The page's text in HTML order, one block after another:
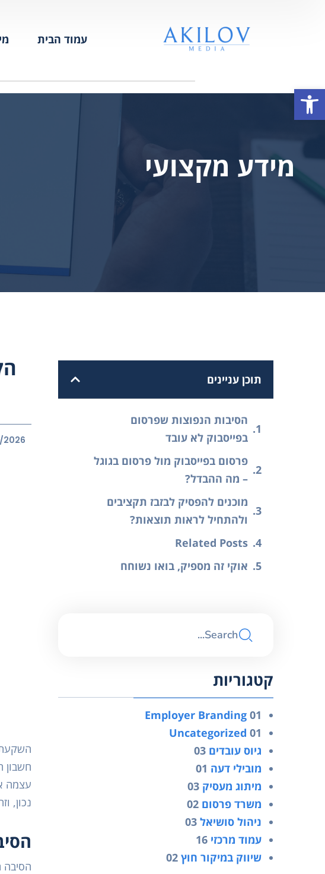
פתח סרגל נגישות
עמוד הבית
מידע מקצועי
תוכן עניינים
הסיבות הנפוצות שפרסום
בפייסבוק לא עובד
פרסום בפייסבוק מול פרסום בגוגל
– מה ההבדל?
מוכנים להפסיק לבזבז תקציבים
ולהתחיל לראות תוצאות?
Related Posts
אוקי זה מספיק, בואו נשוחח
קטגוריות
Employer Branding 01
Uncategorized 01
גיוס עובדים 03
מובילי דעה 01
מיתוג מעסיק 03
משרד פרסום 02
ניהול סושיאל 03
עמוד מרכזי 16
שיווק במיקור חוץ 02
2026
חשבון
עצמה
נכון,
הסיבה